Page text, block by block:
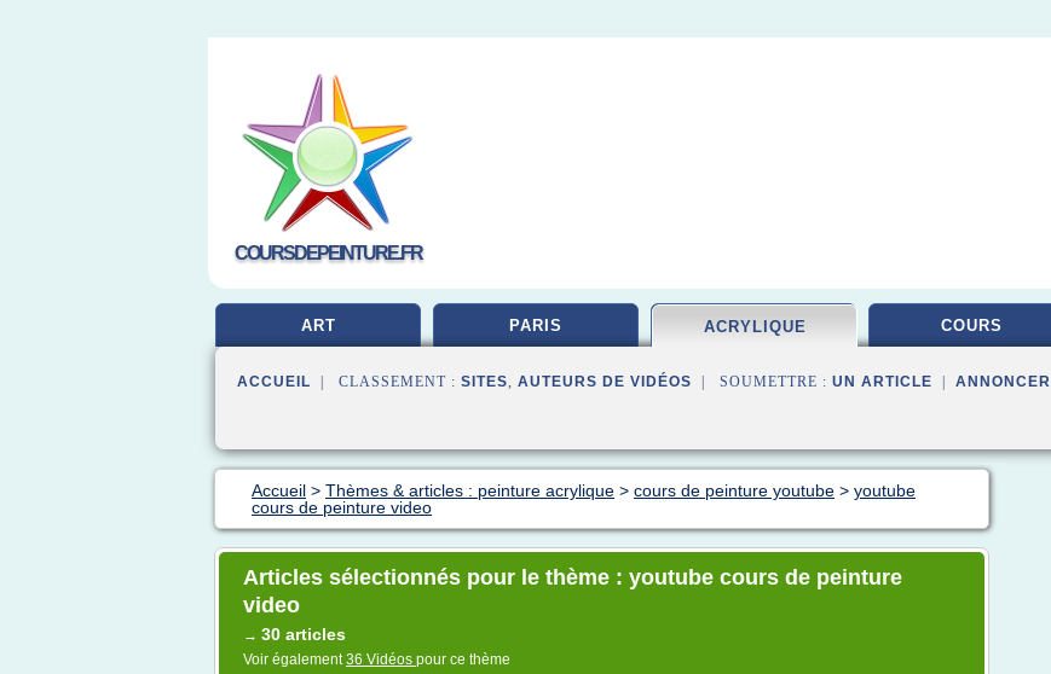
COURSDEPEINTURE.FR
ART PARIS ACRYLIQUE COURS
ACCUEIL | CLASSEMENT : SITES, AUTEURS DE VIDÉOS | SOUMETTRE : UN ARTICLE ANNONCER
Accueil > Thèmes & articles : peinture acrylique > cours de peinture youtube > youtube
cours de peinture video
Articles sélectionnés pour le thème : youtube cours de peinture
video
→ 30 articles
Voir également36 Vidéos pour ce thème